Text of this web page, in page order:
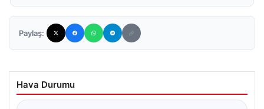
Paylaş:
Hava Durumu